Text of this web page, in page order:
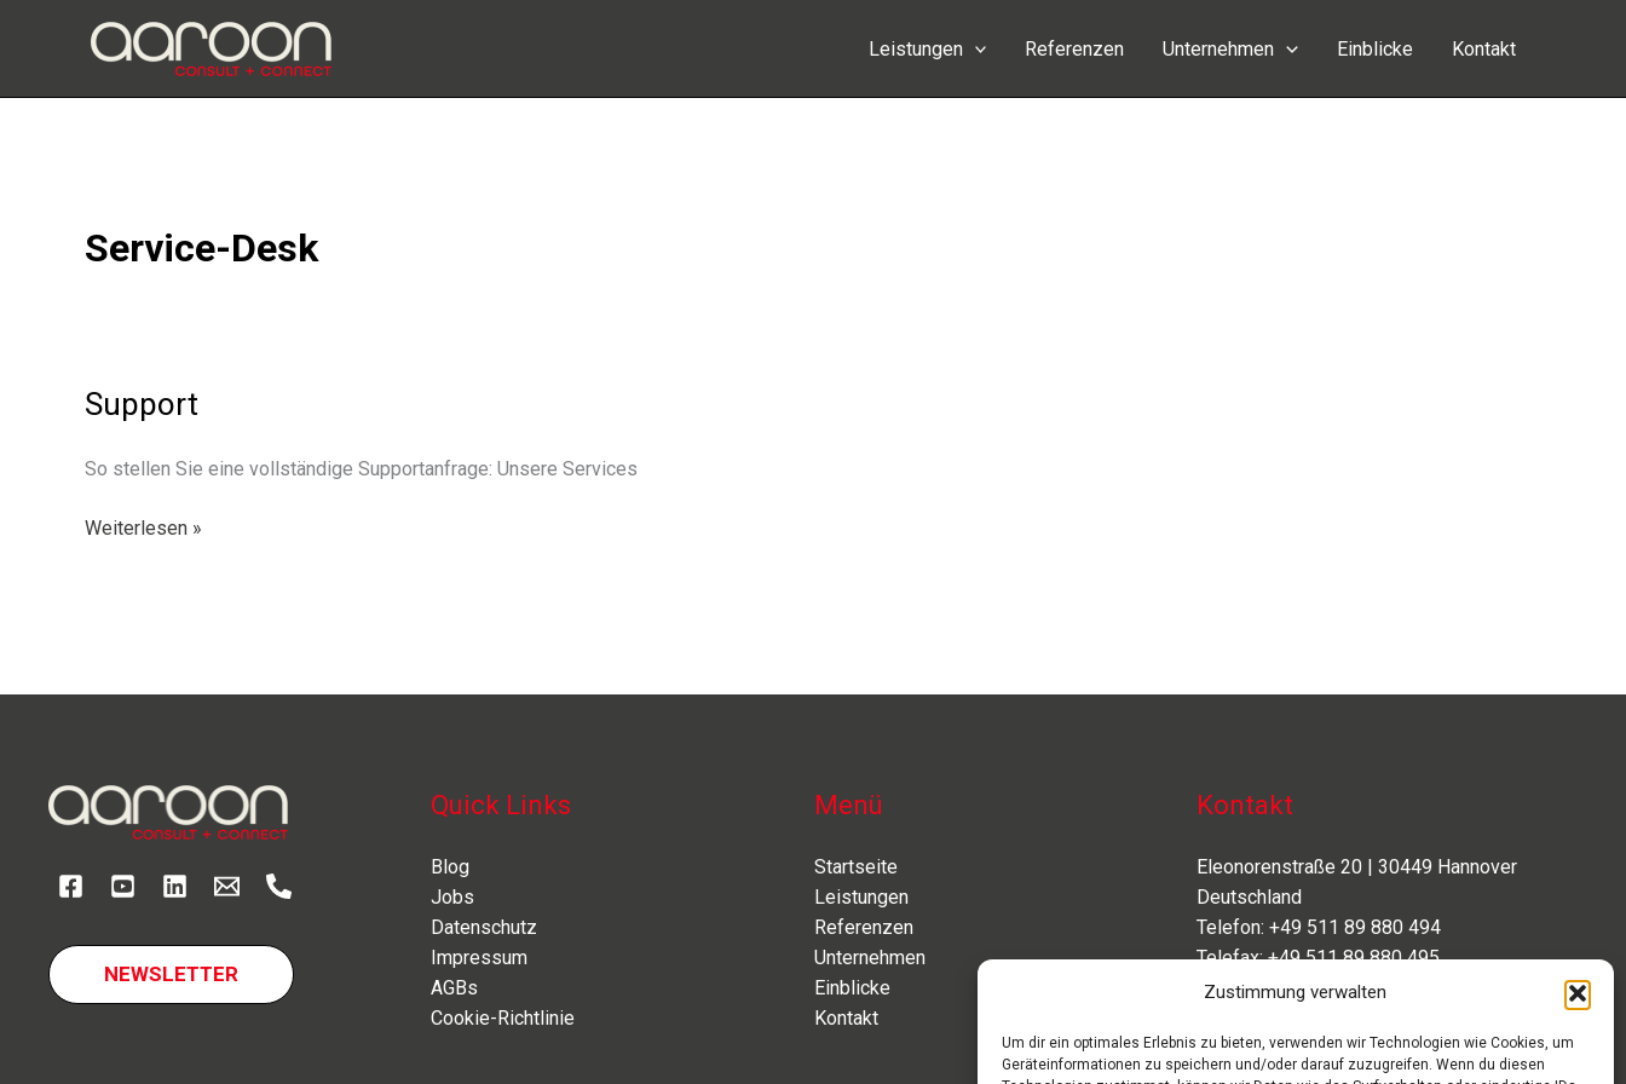
Zustimmung verwalten
Um dir ein optimales Erlebnis zu bieten, verwenden wir Technologien wie Cookies, um
Geräteinformationen zu speichern und/oder darauf zuzugreifen. Wenn du diesen
Leistungen Referenzen Unternehmen Einblicke Kontakt
Service-Desk
Support
So stel­len Sie eine voll­stän­dige Supportanfrage: Unsere Services
Support
Weiterlesen »
NEWSLETTER
Quick Links
Blog
Jobs
Datenschutz
Impressum
AGBs
Cookie-Richtlinie
Menü
Startseite
Leistungen
Referenzen
Unternehmen
Einblicke
Kontakt
Kontakt
Eleonorenstraße 20 | 30449 Hannover
Deutschland
Telefon: +49 511 89 880 494
Telefax: +49 511 89 880 495
Montag – Freitag | 9.00 – 17.00 Uhr